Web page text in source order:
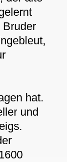
Bruder
hat.
und